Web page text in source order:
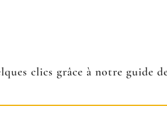
clics grâce à notre guide